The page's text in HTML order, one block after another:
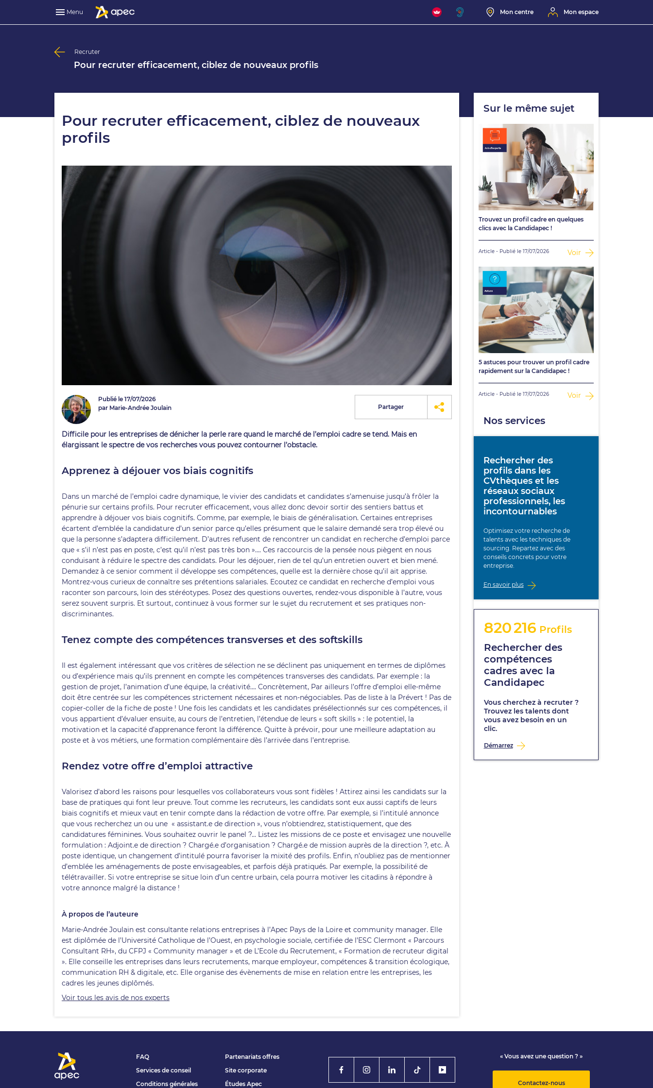
Menu Mon centre Mon espace
Recruter
Pour recruter efficacement, ciblez de nouveaux profils
Pour recruter efficacement, ciblez de nouveaux
profils
Publié le 17/07/2026
par Marie-Andrée Joulain
Partager
Difficile pour les entreprises de dénicher la perle rare quand le marché de l’emploi cadre se tend. Mais en
élargissant le spectre de vos recherches vous pouvez contourner l’obstacle.
Apprenez à déjouer vos biais cognitifs
Dans un marché de l’emploi cadre dynamique, le vivier des candidats et candidates s’amenuise jusqu’à frôler la
pénurie sur certains profils. Pour recruter efficacement, vous allez donc devoir sortir des sentiers battus et
apprendre à déjouer vos biais cognitifs. Comme, par exemple, le biais de généralisation. Certaines entreprises
écartent d’emblée la candidature d’un senior parce qu’elles présument que le salaire demandé sera trop élevé ou
que la personne s’adaptera difficilement. D’autres refusent de rencontrer un candidat en recherche d’emploi parce
que « s’il n’est pas en poste, c’est qu’il n’est pas très bon »…. Ces raccourcis de la pensée nous piègent en nous
conduisant à réduire le spectre des candidats. Pour les déjouer, rien de tel qu’un entretien ouvert et bien mené.
Demandez à ce senior comment il développe ses compétences, quelle est la dernière chose qu’il ait apprise.
Montrez-vous curieux de connaître ses prétentions salariales. Ecoutez ce candidat en recherche d’emploi vous
raconter son parcours, loin des stéréotypes. Posez des questions ouvertes, rendez-vous disponible à l’autre, vous
serez souvent surpris. Et surtout, continuez à vous former sur le sujet du recrutement et ses pratiques non-
discriminantes.
Tenez compte des compétences transverses et des softskills
Il est également intéressant que vos critères de sélection ne se déclinent pas uniquement en termes de diplômes
ou d’expérience mais qu’ils prennent en compte les compétences transverses des candidats. Par exemple : la
gestion de projet, l’animation d’une équipe, la créativité…. Concrètement, Par ailleurs l’offre d’emploi elle-même
doit être centrée sur les compétences strictement nécessaires et non-négociables. Pas de liste à la Prévert ! Pas de
copier-coller de la fiche de poste ! Une fois les candidats et les candidates présélectionnés sur ces compétences, il
vous appartient d’évaluer ensuite, au cours de l’entretien, l’étendue de leurs « soft skills » : le potentiel, la
motivation et la capacité d’apprenance feront la différence. Quitte à prévoir, pour une meilleure adaptation au
poste et à vos métiers, une formation complémentaire dès l’arrivée dans l’entreprise.
Rendez votre offre d’emploi attractive
Valorisez d’abord les raisons pour lesquelles vos collaborateurs vous sont fidèles ! Attirez ainsi les candidats sur la
base de pratiques qui font leur preuve. Tout comme les recruteurs, les candidats sont eux aussi captifs de leurs
biais cognitifs et mieux vaut en tenir compte dans la rédaction de votre offre. Par exemple, si l’intitulé annonce
que vous recherchez un ou une « assistant.e de direction », vous n’obtiendrez, statistiquement, que des
candidatures féminines. Vous souhaitez ouvrir le panel ?... Listez les missions de ce poste et envisagez une nouvelle
formulation : Adjoint.e de direction ? Chargé.e d’organisation ? Chargé.e de mission auprès de la direction ?, etc. À
poste identique, un changement d’intitulé pourra favoriser la mixité des profils. Enfin, n’oubliez pas de mentionner
d’emblée les aménagements de poste envisageables, et parfois déjà pratiqués. Par exemple, la possibilité de
télétravailler. Si votre entreprise se situe loin d’un centre urbain, cela pourra motiver les citadins à répondre à
votre annonce malgré la distance !
À propos de l’auteure
Marie-Andrée Joulain est consultante relations entreprises à l’Apec Pays de la Loire et community manager. Elle
est diplômée de l’Université Catholique de l’Ouest, en psychologie sociale, certifiée de l’ESC Clermont « Parcours
Consultant RH», du CFPJ « Community manager » et de L’Ecole du Recrutement, « Formation de recruteur digital
». Elle conseille les entreprises dans leurs recrutements, marque employeur, compétences & transition écologique,
communication RH & digitale, etc. Elle organise des évènements de mise en relation entre les entreprises, les
cadres les jeunes diplômés.
Voir tous les avis de nos experts
Sur le même sujet
Trouvez un profil cadre en quelques
clics avec la Candidapec !
Article - Publié le 17/07/2026 Voir
5 astuces pour trouver un profil cadre
rapidement sur la Candidapec !
Article - Publié le 17/07/2026 Voir
Nos services
Rechercher des
profils dans les
CVthèques et les
réseaux sociaux
professionnels, les
incontournables
Optimisez votre recherche de
talents avec les techniques de
sourcing. Repartez avec des
conseils concrets pour votre
entreprise.
En savoir plus
820 216 Profils
Rechercher des
compétences
cadres avec la
Candidapec
Vous cherchez à recruter ?
Trouvez les talents dont
vous avez besoin en un
clic.
Démarrez
FAQ
Services de conseil
Conditions générales
Partenariats offres
Site corporate
Études Apec
« Vous avez une question ? »
Contactez-nous